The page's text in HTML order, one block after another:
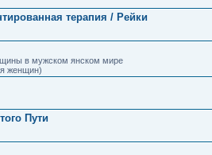
терапия / Рейки
в мужском янском мире
женщин)
Пути